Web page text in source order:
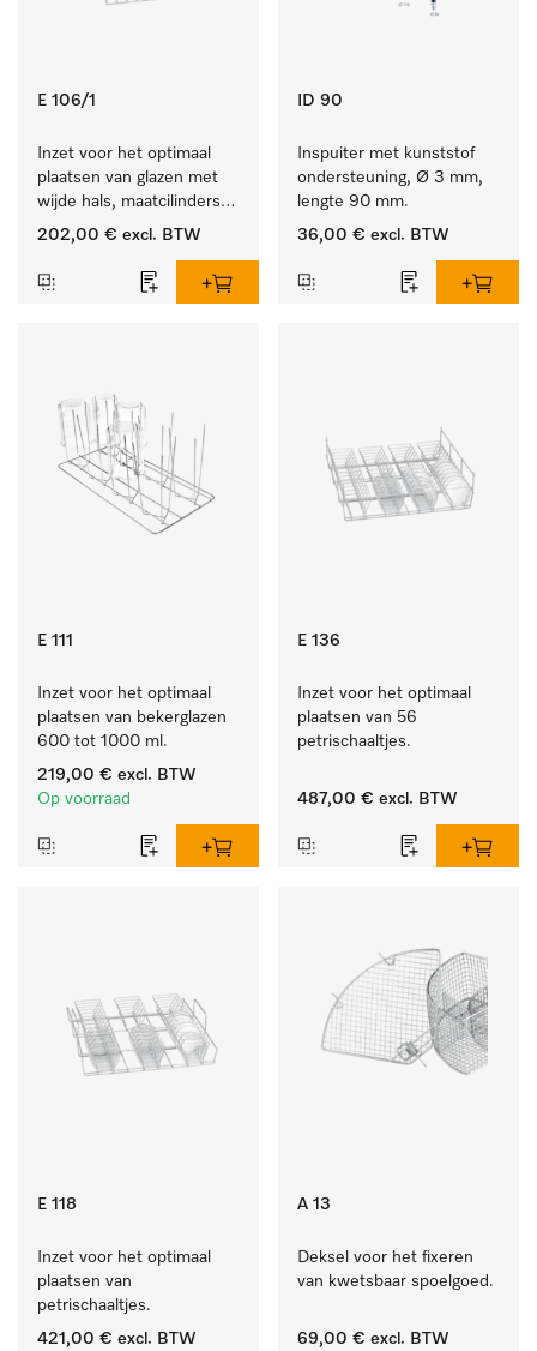
E 106/1
Inzet voor het optimaal
plaatsen van glazen met
wijde hals, maatcilinders
enz.
202,00 € excl. BTW
ID 90
Inspuiter met kunststof
ondersteuning, Ø 3 mm,
lengte 90 mm.
36,00 € excl. BTW
E 111
Inzet voor het optimaal
plaatsen van bekerglazen
600 tot 1000 ml.
219,00 € excl. BTW
Op voorraad
E 136
Inzet voor het optimaal
plaatsen van 56
petrischaaltjes.
487,00 € excl. BTW
E 118
Inzet voor het optimaal
plaatsen van
petrischaaltjes.
421,00 € excl. BTW
A 13
Deksel voor het fixeren
van kwetsbaar spoelgoed.
69,00 € excl. BTW